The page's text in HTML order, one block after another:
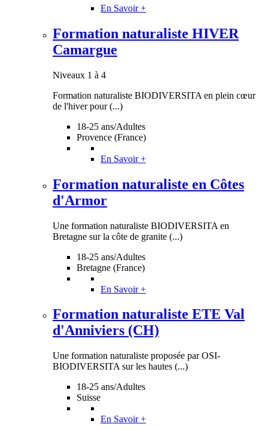
En Savoir +
Formation naturaliste HIVER
Camargue
Niveaux 1 à 4
Formation naturaliste BIODIVERSITA en plein cœur
de l'hiver pour (...)
18-25 ans/Adultes
Provence (France)
En Savoir +
Formation naturaliste en Côtes
d'Armor
Une formation naturaliste BIODIVERSITA en
Bretagne sur la côte de granite (...)
18-25 ans/Adultes
Bretagne (France)
En Savoir +
Formation naturaliste ETE Val
d'Anniviers (CH)
Une formation naturaliste proposée par OSI-
BIODIVERSITA sur les hautes (...)
18-25 ans/Adultes
Suisse
En Savoir +